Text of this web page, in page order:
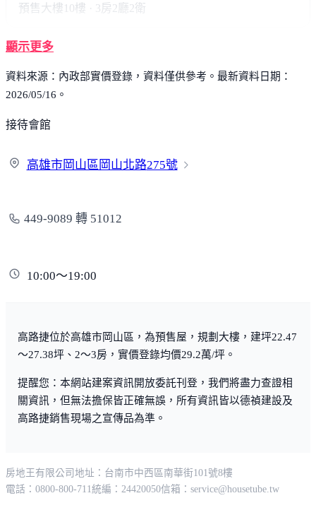
預售大樓 10樓 · 3房2廳2衛
顯示更多
資料來源：內政部實價登錄，資料僅供參考。最新資料日期：
2026/05/16。
接待會館
高雄市岡山區岡山北路275號
449-9089 轉 51012
10:00～19:00
高路捷位於高雄市岡山區，為預售屋，規劃大樓，建坪22.47
～27.38坪、2～3房，實價登錄均價29.2萬/坪。
提醒您：本網站建案資訊開放委託刊登，我們將盡力查證相
關資訊，但無法擔保皆正確無誤，所有資訊皆以德禎建設及
高路捷銷售現場之宣傳品為準。
房地王有限公司 地址：台南市中西區南華街101號8樓
電話：0800-800-711統編：24420050信箱： service@housetube.tw